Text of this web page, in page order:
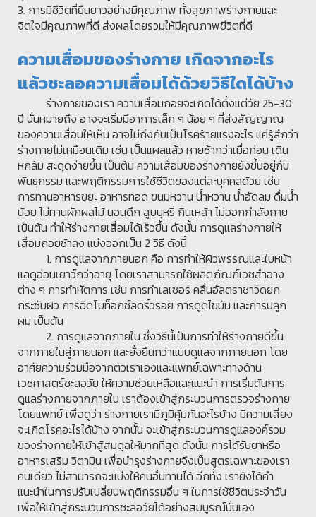
3. การมีชีวิตที่ยืนยาวอย่างมีคุณภาพ ทั้งสุขภาพร่างกายและ
จิตใจมีคุณภาพที่ดี ส่งผลโดยรวมให้มีคุณภาพชีวิตที่ดี
ความเสื่อมของร่างกาย เกิดจากอะไร
แล้วชะลอความเสื่อมได้ด้วยวิธีใดได้บ้าง
ร่างกายของเรา ความเสื่อมถอยจะเกิดได้ตั้งแต่วัย 25-30
ปี นั่นหมายถึง อาจจะเริ่มมีอาการเล็ก ๆ น้อย ๆ ที่ส่งสัญญาณ
ของความเสื่อมให้เห็น อาจไม่ถึงกับเป็นโรคร้ายแรงอะไร แค่รู้สึกว่า
ร่างกายไม่เหมือนเดิม เช่น เป็นแผลแล้ว หายช้ากว่าเมื่อก่อน เดิน
หกล้ม สะดุดง่ายขึ้น เป็นต้น ความเสื่อมของร่างกายยังขึ้นอยู่กับ
พันธุกรรม และพฤติกรรมการใช้ชีวิตของแต่ละบุคคลด้วย เช่น
การทานอาหารขยะ อาหารทอด ขนมหวาน น้ำหวาน น้ำอัดลม ดื่มน้ำ
น้อย ไม่ทานผักผลไม้ นอนดึก สูบบุหรี่ กินเหล้า ไม่ออกกำลังกาย
เป็นต้น ทำให้ร่างกายเสื่อมได้เร็วขึ้น ดังนั้น การดูแลร่างกายให้
เสื่อมถอยช้าลง แบ่งออกเป็น 2 วิธี ดังนี้
1. การดูแลจากภายนอก คือ การทำให้ผิวพรรณและใบหน้า
แลดูอ่อนเยาว์กว่าอายุ โดยเราสามารถใช้ผลิตภัณฑ์เวชสำอาง
ต่าง ๆ การทำหัตการ เช่น การทำเลเซอร์ คลื่นอัลตราซาว์ดยก
กระชับผิว การฉีดโบท็อกซ์ลดริ้วรอย การดูดไขมัน และการปลูก
ผม เป็นต้น
2. การดูแลจากภายใน ซึ่งวิธีนี้เป็นการทำให้ร่างกายดีขึ้น
จากภายในสู่ภายนอก และยั่งยืนกว่าแบบดูแลจากภายนอก โดย
อาศัยความร่วมมือจากตัวเราเองและแพทย์เฉพาะทางด้าน
เวชศาสตร์ชะลอวัย ให้ความช่วยเหลือและแนะนำ การเริ่มต้นการ
ดูแลร่างกายจากภายใน เราต้องเข้าสู่กระบวนการตรวจร่างกาย
โดยแพทย์ เพื่อดูว่า ร่างกายเรามีภูมิคุ้มกันอะไรบ้าง มีความเสี่ยง
จะเกิดโรคอะไรได้บ้าง จากนั้น จะเข้าสู่กระบวนการดูแลองค์รวม
ของร่างกายให้เข้าสู้สมดุลให้มากที่สุด ดังนั้น การได้รับยาหรือ
อาหารเสริม วิตามิน เพื่อบำรุงร่างกายจึงเป็นสูตรเฉพาะของเรา
คนเดียว ไม่สามารถจะแบ่งให้คนอื่นทานได้ อีกทั้ง เรายังได้คำ
แนะนำในการปรับเปลี่ยนพฤติกรรมอื่น ๆ ในการใช้ชีวิตประจำวัน
เพื่อให้เข้าสู่กระบวนการชะลอวัยได้อย่างสมบูรณ์นั่นเอง